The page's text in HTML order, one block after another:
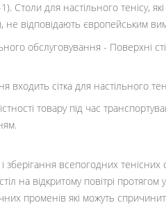
Столи для настільного тенісу,
не відповідають європейським
обслуговування - Поверхні
входить сітка для настільного
товару під час
зберігання всепогодних тенісних
на відкритому повітрі
променів які можуть